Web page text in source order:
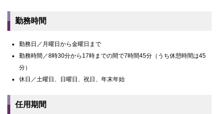
勤務時間
勤務日／月曜日から金曜日まで
勤務時間／8時30分から17時までの間で7時間45分（うち休憩時間は45
分）
休日／土曜日、日曜日、祝日、年末年始
任用期間